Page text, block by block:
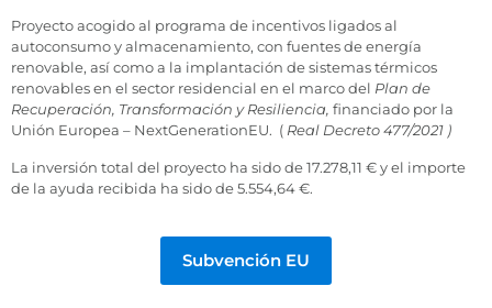
Proyecto acogido al programa de incentivos ligados al
autoconsumo y almacenamiento, con fuentes de energía
renovable, así como a la implantación de sistemas térmicos
renovables en el sector residencial en el marco del Plan de
Recuperación, Transformación y Resiliencia, financiado por la
Unión Europea – NextGenerationEU. ( Real Decreto 477/2021 )
La inversión total del proyecto ha sido de 17.278,11 € y el importe
de la ayuda recibida ha sido de 5.554,64 €.
Subvención EU